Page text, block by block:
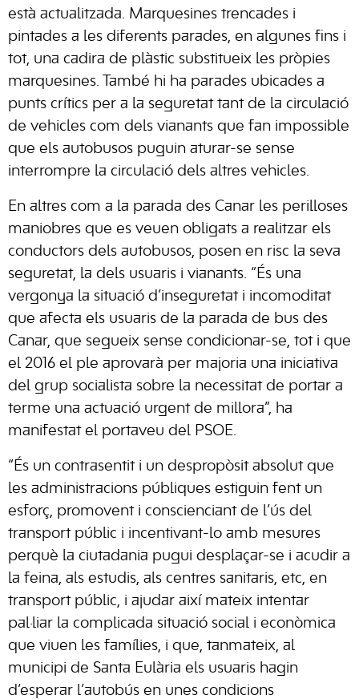
està actualitzada. Marquesines trencades i
pintades a les diferents parades, en algunes fins i
tot, una cadira de plàstic substitueix les pròpies
marquesines. També hi ha parades ubicades a
punts crítics per a la seguretat tant de la circulació
de vehicles com dels vianants que fan impossible
que els autobusos puguin aturar-se sense
interrompre la circulació dels altres vehicles.
En altres com a la parada des Canar les perilloses
maniobres que es veuen obligats a realitzar els
conductors dels autobusos, posen en risc la seva
seguretat, la dels usuaris i vianants. “És una
vergonya la situació d’inseguretat i incomoditat
que afecta els usuaris de la parada de bus des
Canar, que segueix sense condicionar-se, tot i que
el 2016 el ple aprovarà per majoria una iniciativa
del grup socialista sobre la necessitat de portar a
terme una actuació urgent de millora”, ha
manifestat el portaveu del PSOE.
“És un contrasentit i un despropòsit absolut que
les administracions públiques estiguin fent un
esforç, promovent i conscienciant de l’ús del
transport públic i incentivant-lo amb mesures
perquè la ciutadania pugui desplaçar-se i acudir a
la feina, als estudis, als centres sanitaris, etc, en
transport públic, i ajudar així mateix intentar
pal·liar la complicada situació social i econòmica
que viuen les famílies, i que, tanmateix, al
municipi de Santa Eulària els usuaris hagin
d’esperar l’autobús en unes condicions